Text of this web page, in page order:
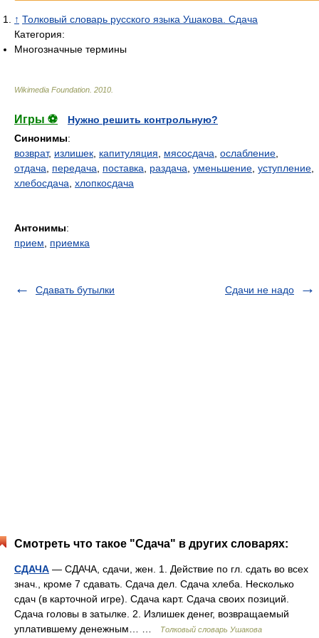
↑ Толковый словарь русского языка Ушакова. Сдача
Категория:
Многозначные термины
Wikimedia Foundation 2010
Игры ⚽
Нужно решить контрольную?
Синонимы:
возврат, излишек капитуляция мясосдача ослабление
отдача
передача поставка раздача уменьшение уступление
хлебосдача хлопкосдача
Антонимы:
прием
приемка
Сдавать бутылки Сдачи не надо
Смотреть что такое "Сдача" в других словарях:
СДАЧА — СДАЧА, сдачи, жен. 1. Действие по гл. сдать во всех
знач., кроме 7 сдавать. Сдача дел. Сдача хлеба. Несколько
сдач (в карточной игре). Сдача карт. Сдача своих позиций.
Сдача головы в затылке. 2. Излишек денег, возвращаемый
уплатившему денежным… …
Толковый словарь Ушакова